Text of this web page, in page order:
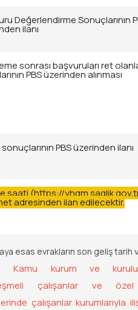
Değerlendirme Sonuçlarının
ilanı
sonrası başvuruları ret
PBS üzerinden alınması
PBS üzerinden ilanı
saati (https://
adresinden ilan edilecektir.
esas evrakların son geliş tarih
Kamu kurum ve
çalışanlar ve özel
çalışanlar kurumlarıyla